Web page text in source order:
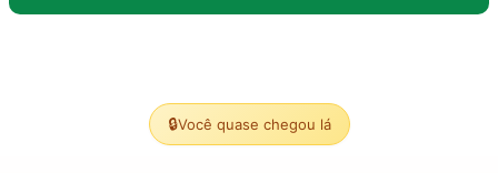
🔒Você quase chegou lá